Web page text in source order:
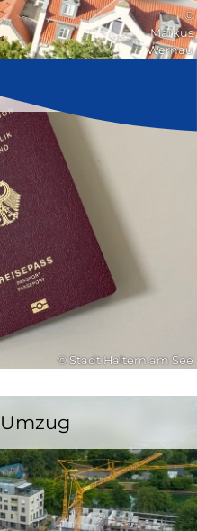
©
Markus
Wernau
© Stadt Haltern am See